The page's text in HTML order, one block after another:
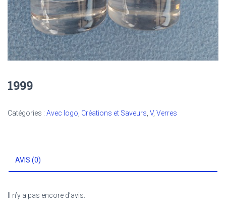
1999
Catégories : Avec logo Créations et Saveurs V, Verres
AVIS (0)
Il n’y a pas encore d’avis.